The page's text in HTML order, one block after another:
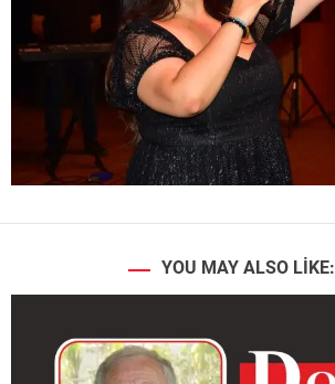
YOU MAY ALSO LIKE: